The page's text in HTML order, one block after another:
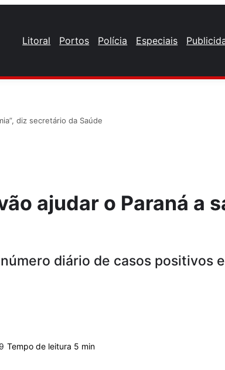
Litoral Portos Polícia Especiais
diz secretário da Saúde
ajudar o Paraná a
diário de casos positivos